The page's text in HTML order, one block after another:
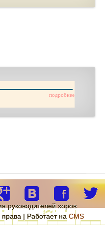
подробнее
руководителей хоров
| Работает на CMS